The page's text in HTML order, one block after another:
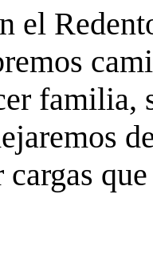
el
familia,
cargas